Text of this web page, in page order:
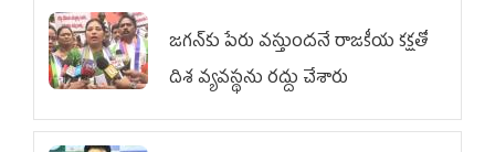
జగన్‌కు పేరు వస్తుందనే రాజకీయ కక్షతో
దిశ వ్య‌వ‌స్థ‌ను రద్దు చేశారు